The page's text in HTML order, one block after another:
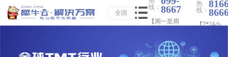
全国
线： 8667
【周一至周
日 09：00-
热
线：
【7*24小